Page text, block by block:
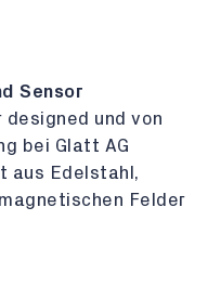
Sensor
designed und von
bei Glatt AG
aus Edelstahl,
Felder